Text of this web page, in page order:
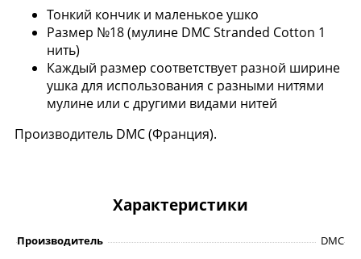
Тонкий кончик и маленькое ушко
Размер №18 (мулине DMC Stranded Cotton 1
нить)
Каждый размер соответствует разной ширине
ушка для использования с разными нитями
мулине или с другими видами нитей
Производитель DMC (Франция).
Характеристики
Производитель DMC